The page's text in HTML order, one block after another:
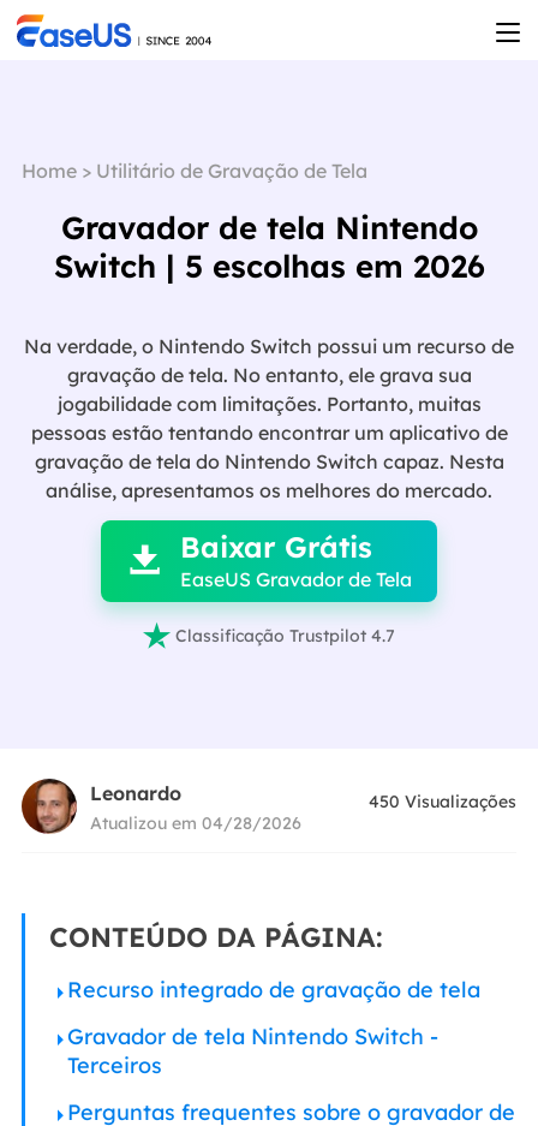
Home> Utilitário de Gravação de Tela
Gravador de tela Nintendo
Switch | 5 escolhas em 2026
Na verdade, o Nintendo Switch possui um recurso de
gravação de tela. No entanto, ele grava sua
jogabilidade com limitações. Portanto, muitas
pessoas estão tentando encontrar um aplicativo de
gravação de tela do Nintendo Switch capaz. Nesta
análise, apresentamos os melhores do mercado.

 Baixar Grátis
EaseUS Gravador de Tela
 Classificação Trustpilot 4.7
Leonardo
Atualizou em 04/28/2026
450 Visualizações
CONTEÚDO DA PÁGINA:
Recurso integrado de gravação de tela
Gravador de tela Nintendo Switch -
Terceiros
Perguntas frequentes sobre o gravador de